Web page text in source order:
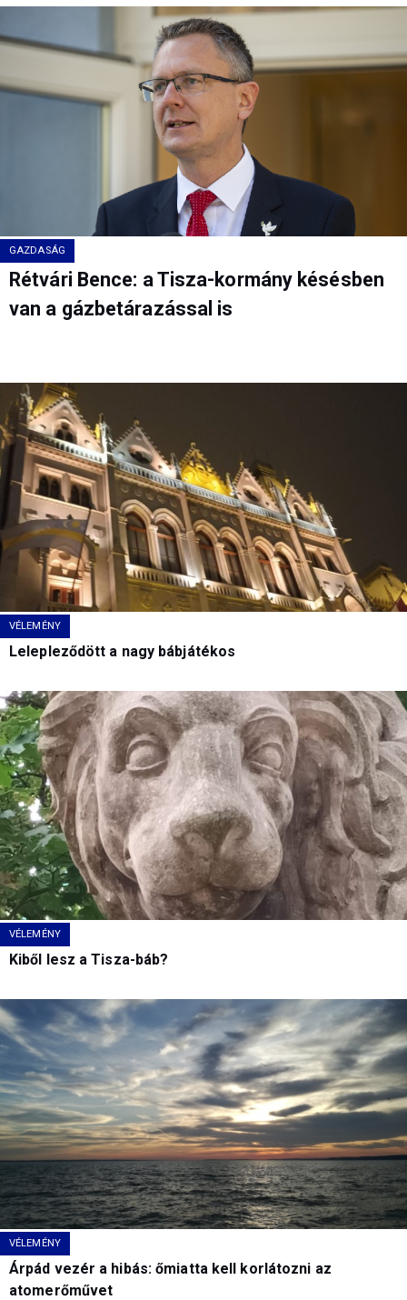
GAZDASÁG
Rétvári Bence: a Tisza-kormány késésben
van a gázbetárazással is
VÉLEMÉNY
Lelepleződött a nagy bábjátékos
VÉLEMÉNY
Kiből lesz a Tisza-báb?
VÉLEMÉNY
Árpád vezér a hibás: őmiatta kell korlátozni az
atomerőművet